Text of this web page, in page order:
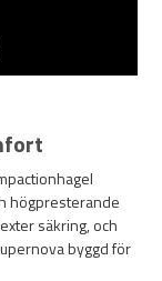
högpresterande
säkring, och
byggd för